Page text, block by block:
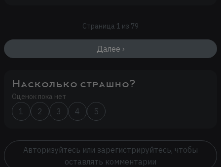
Страница 1 из 79
Далее ›
Насколько страшно?
Оценок пока нет
1 2 3 4 5
Авторизуйтесь или зарегистрируйтесь, чтобы
оставлять комментарии